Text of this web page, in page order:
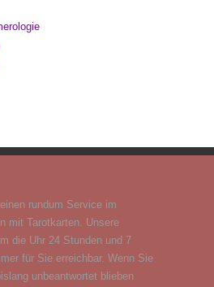
rundum Service im
mit Tarotkarten. Unsere
die Uhr 24 Stunden und 7
für Sie erreichbar. Wenn Sie
unbeantwortet blieben